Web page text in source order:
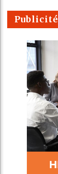
Publicité